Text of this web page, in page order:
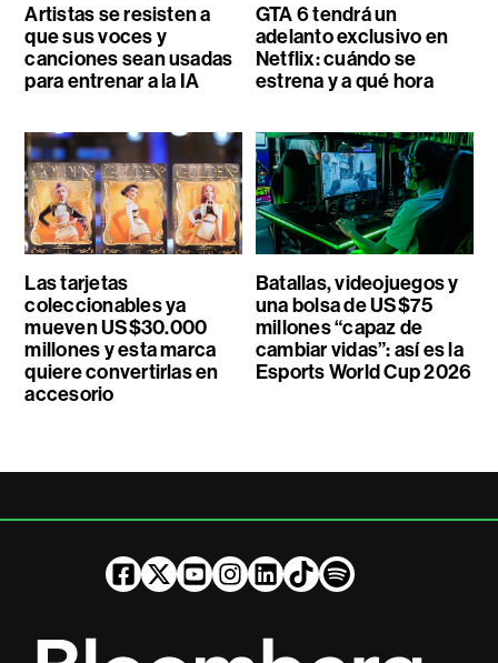
Artistas se resisten a
que sus voces y
canciones sean usadas
para entrenar a la IA
GTA 6 tendrá un
adelanto exclusivo en
Netflix: cuándo se
estrena y a qué hora
Las tarjetas
coleccionables ya
mueven US$30.000
millones y esta marca
quiere convertirlas en
accesorio
Batallas, videojuegos y
una bolsa de US$75
millones “capaz de
cambiar vidas”: así es la
Esports World Cup 2026